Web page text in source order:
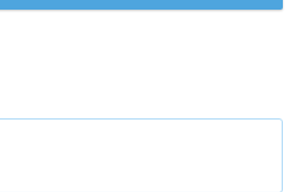
деньгами при цифровом